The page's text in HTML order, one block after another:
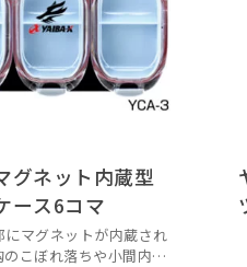
グネット内蔵型
ース6コマ
マグネットが内蔵され
のこぼれ落ちや小間内で